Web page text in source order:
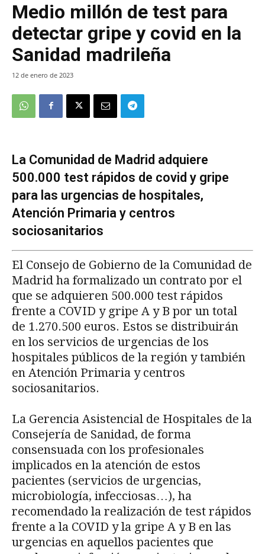
Medio millón de test para
detectar gripe y covid en la
Sanidad madrileña
12 de enero de 2023
La Comunidad de Madrid adquiere
500.000 test rápidos de covid y gripe
para las urgencias de hospitales,
Atención Primaria y centros
sociosanitarios
El Consejo de Gobierno de la Comunidad de
Madrid ha formalizado un contrato por el
que se adquieren 500.000 test rápidos
frente a COVID y gripe A y B por un total
de 1.270.500 euros. Estos se distribuirán
en los servicios de urgencias de los
hospitales públicos de la región y también
en Atención Primaria y centros
sociosanitarios.
La Gerencia Asistencial de Hospitales de la
Consejería de Sanidad, de forma
consensuada con los profesionales
implicados en la atención de estos
pacientes (servicios de urgencias,
microbiología, infecciosas…), ha
recomendado la realización de test rápidos
frente a la COVID y la gripe A y B en las
urgencias en aquellos pacientes que